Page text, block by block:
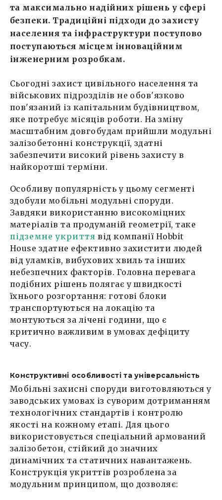
та максимально надійних рішень у сфері
безпеки. Традиційні підходи до захисту
населення та інфраструктури поступово
поступаються місцем інноваційним
інженерним розробкам.
Сьогодні захист цивільного населення та
військових підрозділів не обов'язково
пов'язаний із капітальним будівництвом,
яке потребує місяців роботи. На зміну
масштабним довгобудам прийшли модульні
залізобетонні конструкції, здатні
забезпечити високий рівень захисту в
найкоротші терміни.
Особливу популярність у цьому сегменті
здобули мобільні модульні споруди.
Завдяки використанню високоміцних
матеріалів та продуманій геометрії, таке
підземне укриття від компанії Hobbit
House здатне ефективно захистити людей
від уламків, вибухових хвиль та інших
небезпечних факторів. Головна перевага
подібних рішень полягає у швидкості
їхнього розгортання: готові блоки
транспортуються на локацію та
монтуються за лічені години, що є
критично важливим в умовах дефіциту
часу.
Конструктивні особливості та універсальність
Мобільні захисні споруди виготовляються у
заводських умовах із суворим дотриманням
технологічних стандартів і контролю
якості на кожному етапі. Для цього
використовується спеціальний армований
залізобетон, стійкий до значних
динамічних та статичних навантажень.
Конструкція укриттів розроблена за
модульним принципом, що дозволяє: